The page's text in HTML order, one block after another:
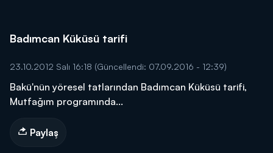
Badımcan Küküsü tarifi
23.10.2012 Salı 16:18 (Güncellendi: 07.09.2016 - 12:39)
Bakü'nün yöresel tatlarından Badımcan Küküsü tarifi,
Mutfağım programında...
Paylaş